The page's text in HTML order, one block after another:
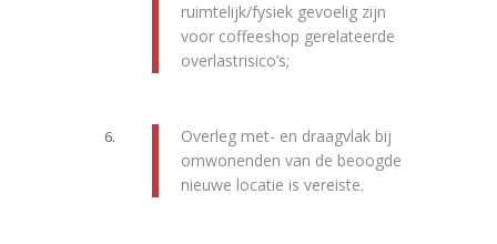
ruimtelijk/fysiek gevoelig zijn
voor coffeeshop gerelateerde
overlastrisico’s;
Overleg met- en draagvlak bij
omwonenden van de beoogde
nieuwe locatie is vereiste.